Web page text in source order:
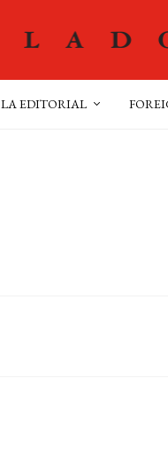
LA EDITORIAL